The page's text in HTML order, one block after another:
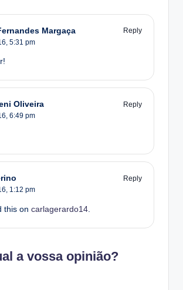
Margaça
Reply
5:31 pm
Oliveira
Reply
6:49 pm
Reply
1:12 pm
this on carlagerardo14
a vossa opinião?